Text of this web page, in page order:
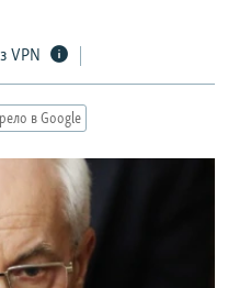
VPN
в Google